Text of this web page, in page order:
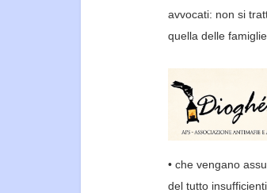
avvocati: non si
quella delle
• che vengano
del tutto insuff